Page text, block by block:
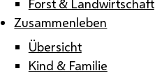
Zusammenleben
Übersicht
Kind & Familie